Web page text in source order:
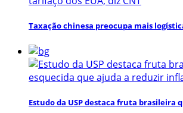
Taxação chinesa preocupa mais
Estudo da USP destaca fruta brasileira